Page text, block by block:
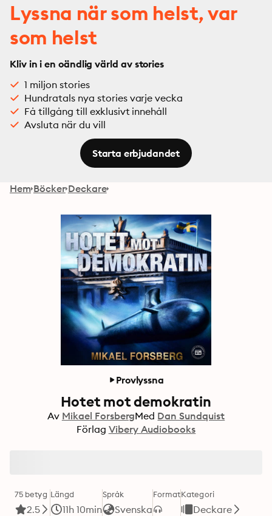
Lyssna när som helst, var
som helst
Kliv in i en oändlig värld av stories
1 miljon stories
Hundratals nya stories varje vecka
Få tillgång till exklusivt innehåll
Avsluta när du vill
Starta erbjudandet
Hem Böcker Deckare
Provlyssna
Hotet mot demokratin
Av Mikael ForsbergMed Dan Sundquist
Förlag Vibery Audiobooks
75 betyg
2.5
Längd
11h 10min
Språk
Svenska
FormatKategori
Deckare